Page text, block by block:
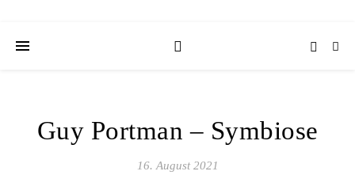
Guy Portman – Symbiose
16. August 2021